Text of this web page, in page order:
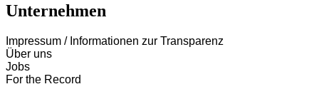
Unternehmen
Impressum / Informationen zur Transparenz
Über uns
Jobs
For the Record